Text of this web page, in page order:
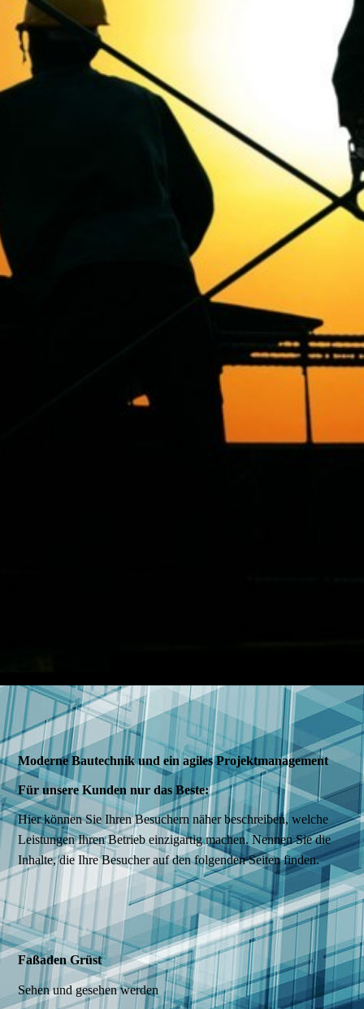
Moderne Bau­technik und ein agiles Projekt­management
Für unsere Kunden nur das Beste:
Hier können Sie Ihren Besuchern näher beschreiben, welche
Leistungen Ihren Betrieb einzigartig machen. Nennen Sie die
Inhalte, die Ihre Besucher auf den folgenden Seiten finden.
Faßaden Grüst
Sehen und gesehen werden